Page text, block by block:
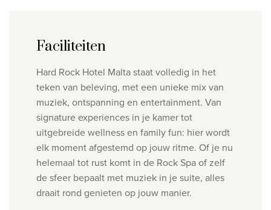
Faciliteiten
Hard Rock Hotel Malta staat volledig in het
teken van beleving, met een unieke mix van
muziek, ontspanning en entertainment. Van
signature experiences in je kamer tot
uitgebreide wellness en family fun: hier wordt
elk moment afgestemd op jouw ritme. Of je nu
helemaal tot rust komt in de Rock Spa of zelf
de sfeer bepaalt met muziek in je suite, alles
draait rond genieten op jouw manier.